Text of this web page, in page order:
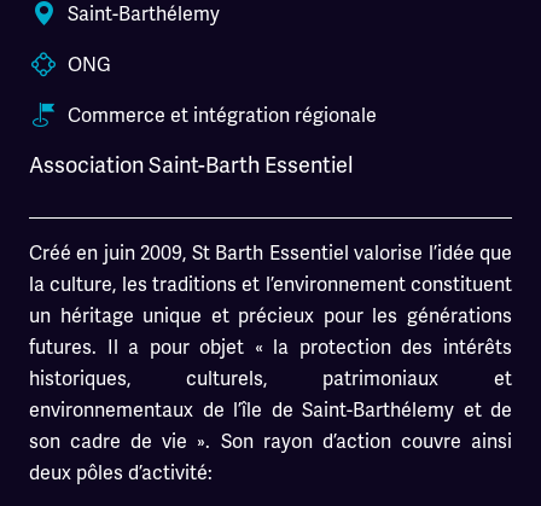
Saint-Barthélemy
ONG
Commerce et intégration régionale
Association Saint-Barth Essentiel
Créé en juin 2009, St Barth Essentiel valorise l’idée que
la culture, les traditions et l’environnement constituent
un héritage unique et précieux pour les générations
futures. Il a pour objet « la protection des intérêts
historiques, culturels, patrimoniaux et
environnementaux de l’île de Saint-Barthélemy et de
son cadre de vie ». Son rayon d’action couvre ainsi
deux pôles d’activité: